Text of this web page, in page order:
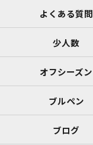
よくある質問
少人数
オフシーズン
ブルペン
ブログ